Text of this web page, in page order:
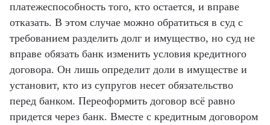
платежеспособность того, кто остается, и вправе
отказать. В этом случае можно обратиться в суд с
требованием разделить долг и имущество, но суд не
вправе обязать банк изменить условия кредитного
договора. Он лишь определит доли в имуществе и
установит, кто из супругов несет обязательство
перед банком. Переоформить договор всё равно
придется через банк. Вместе с кредитным договором